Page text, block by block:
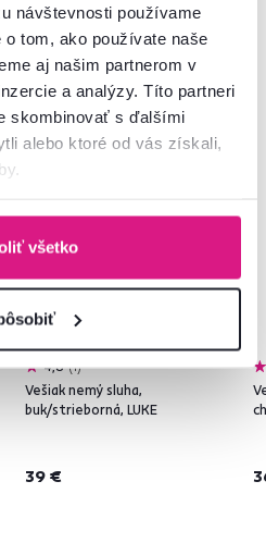
návštevnosti používame
tom, ako používate naše
aj našim partnerom v
a analýzy. Títo partneri
skombinovať s ďalšími
alebo ktoré od vás získali,
všetko
Vynáška
4,8 1
Vešiak nemý sluha,
buk/strieborná, LUKE
39 €